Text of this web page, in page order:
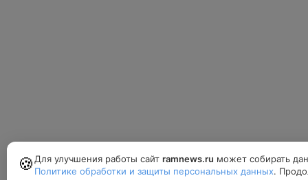
🍪 Для улучшения работы сайт ramnews.ru может собирать
Политике обработки и защиты персональных данных.